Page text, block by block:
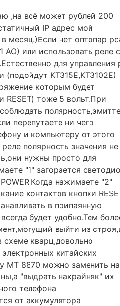
,на всё может рублей 200
IP адрес мой
месяц.)Если нет оптопар
или использовать реле с
для управления
(подойдут КТ315Е,КТ3102Е)
которым будет
RESET) тоже 5 вольт.При
перепутаете ни чего
и компьютеру от этого
полярность значения не
нужны просто для
"1" загорается
нажимаете "2"
контактов кнопки
в припаянную
будет удобно.Тем
выйти из
кварц,довольно
китайских
MT 8870 можно заменить
"выдрать накрайняк" их
телефона
от аккумулятора